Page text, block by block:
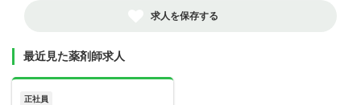
求人を保存する
最近見た薬剤師求人
正社員